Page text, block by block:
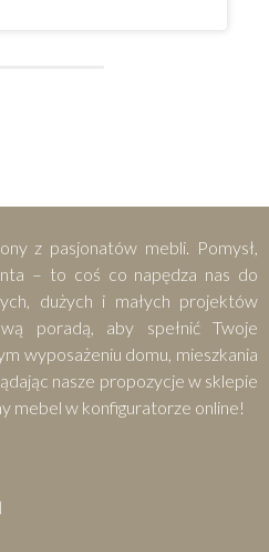
z pasjonatów mebli. Pomysł,
– to coś co napędza nas do
dużych i małych projektów
poradą, aby spełnić Twoje
wyposażeniu domu, mieszkania
nasze propozycje w sklepie
mebel w konfiguratorze online!